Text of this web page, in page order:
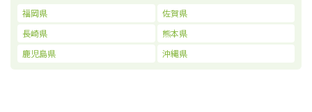
福岡県
佐賀県
長崎県
熊本県
鹿児島県
沖縄県